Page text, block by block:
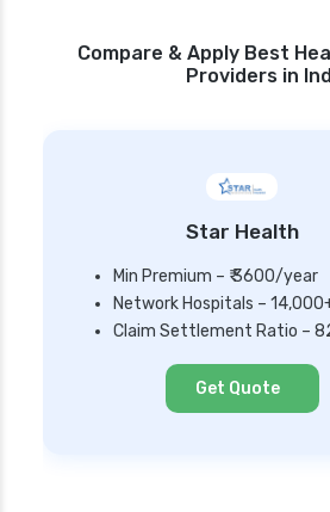
Compare & Apply Best
Providers in
Star Health
Min Premium – ₹ 3600/year
Network Hospitals –
Claim Settlement Ratio –
Get Quote